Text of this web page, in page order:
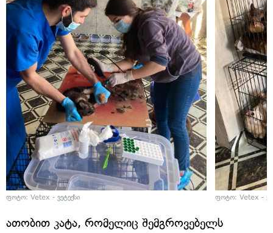
ფოტო: Vetex - ვეტექსი ფოტო: Vetex -
ათობით კატა, რომელიც შემგროვებელს